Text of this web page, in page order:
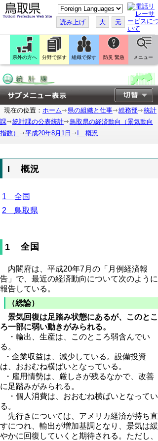
こ
の
ペ
ー
ジ
翻
訳
す
読み上げ 大 元
県外の方へ 分野で探す 組織で探す 防災 緊急 メニュー
現在の位置： ホーム 県の組織と仕事 総務部
統計
課
統計課の公表統計
鳥取県の経済動向（景気動向
指数）
平成20年8月1日 I 概況
I 概況
1 全国
2 鳥取県
1 全国
内閣府は、平成20年7月の「月例経済報
告」で、最近の経済動向について次のように
報告している。
（総論）
景気回復は足踏み状態にあるが、このとこ
ろ一部に弱い動きがみられる。
・輸出、生産は、このところ弱含んでい
る。
・企業収益は、減少している。設備投資
は、おおむね横ばいとなっている。
・雇用情勢は、厳しさが残るなかで、改善
に足踏みがみられる。
・個人消費は、おおむね横ばいとなってい
る。
先行きについては、アメリカ経済が持ち直
すにつれ、輸出が増加基調となり、景気は緩
やかに回復していくと期待される。ただし、